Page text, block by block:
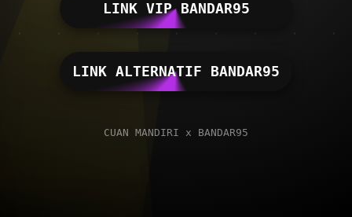
LINK VIP BANDAR95
LINK ALTERNATIF BANDAR95
CUAN MANDIRI x BANDAR95